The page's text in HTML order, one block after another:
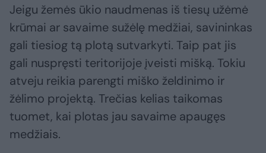
Jeigu žemės ūkio naudmenas iš tiesų užėmė
krūmai ar savaime sužėlę medžiai, savininkas
gali tiesiog tą plotą sutvarkyti. Taip pat jis
gali nuspręsti teritorijoje įveisti mišką. Tokiu
atveju reikia parengti miško želdinimo ir
žėlimo projektą. Trečias kelias taikomas
tuomet, kai plotas jau savaime apaugęs
medžiais.